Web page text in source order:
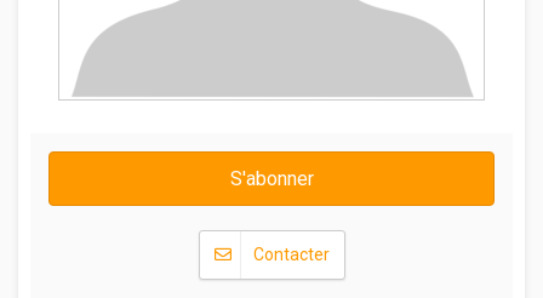
S'abonner
Contacter